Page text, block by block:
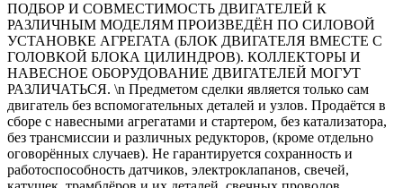
ПОДБОР И СОВМЕСТИМОСТЬ ДВИГАТЕЛЕЙ К
РАЗЛИЧНЫМ МОДЕЛЯМ ПРОИЗВЕДЁН ПО СИЛОВОЙ
УСТАНОВКЕ АГРЕГАТА (БЛОК ДВИГАТЕЛЯ ВМЕСТЕ С
ГОЛОВКОЙ БЛОКА ЦИЛИНДРОВ). КОЛЛЕКТОРЫ И
НАВЕСНОЕ ОБОРУДОВАНИЕ ДВИГАТЕЛЕЙ МОГУТ
РАЗЛИЧАТЬСЯ. \n Предметом сделки является только сам
двигатель без вспомогательных деталей и узлов. Продаётся в
сборе с навесными агрегатами и стартером, без катализатора,
без трансмиссии и различных редукторов, (кроме отдельно
оговорённых случаев). Не гарантируется сохранность и
работоспособность датчиков, электроклапанов, свечей,